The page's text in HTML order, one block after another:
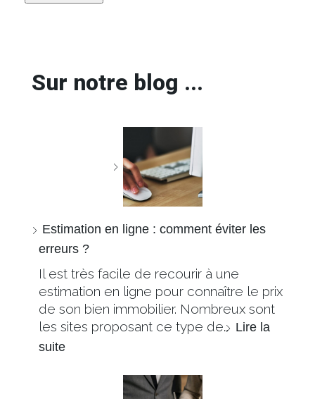
Sur notre blog ...
Estimation en ligne : comment éviter les
erreurs ?
Il est très facile de recourir à une
estimation en ligne pour connaître le prix
de son bien immobilier. Nombreux sont
les sites proposant ce type de… Lire la
suite